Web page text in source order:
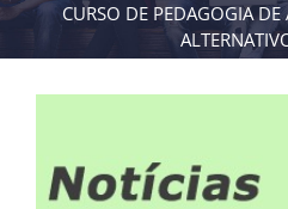
CURSO DE PEDAGOGIA